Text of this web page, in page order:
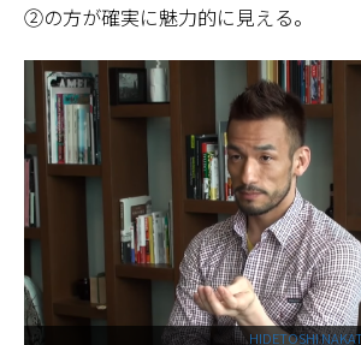
②の方が確実に魅力的に見える。
HIDETOSHI